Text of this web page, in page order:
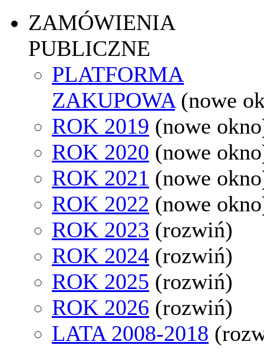
ZAMÓWIENIA
PUBLICZNE
PLATFORMA
ZAKUPOWA (nowe
ROK 2019 (nowe
ROK 2020 (nowe
ROK 2021 (nowe
ROK 2022 (nowe
ROK 2023 (rozwiń)
ROK 2024 (rozwiń)
ROK 2025 (rozwiń)
ROK 2026 (rozwiń)
LATA 2008-2018